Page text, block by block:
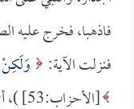
فاذهبا، فخرج عليه
فنزلت الآية:
وَلَكِنْ